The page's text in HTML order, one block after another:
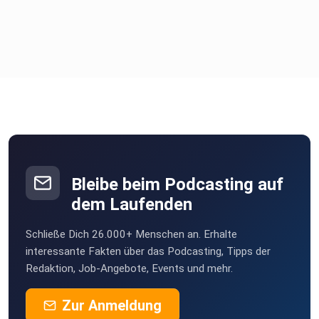
Bleibe beim Podcasting auf
dem Laufenden
Schließe Dich 26.000+ Menschen an. Erhalte
interessante Fakten über das Podcasting, Tipps der
Redaktion, Job-Angebote, Events und mehr.
Zur Anmeldung